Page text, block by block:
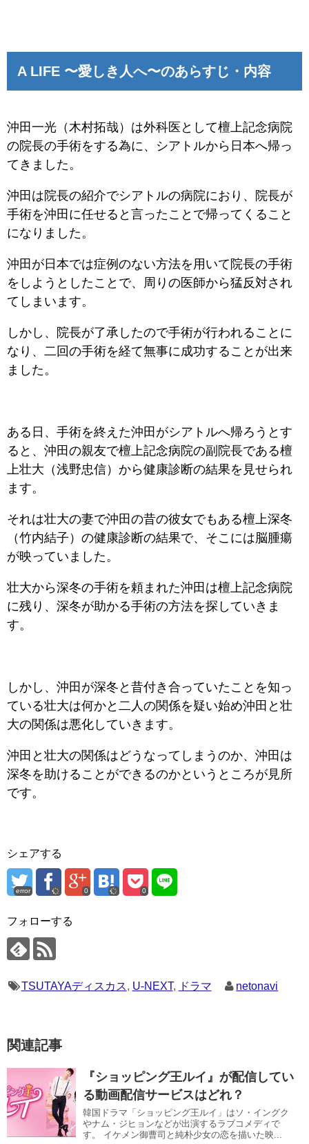
A LIFE 〜愛しき人へ〜のあらすじ・内容
沖田一光（木村拓哉）は外科医として檀上記念病院
の院長の手術をする為に、シアトルから日本へ帰っ
てきました。
沖田は院長の紹介でシアトルの病院におり、院長が
手術を沖田に任せると言ったことで帰ってくること
になりました。
沖田が日本では症例のない方法を用いて院長の手術
をしようとしたことで、周りの医師から猛反対され
てしまいます。
しかし、院長が了承したので手術が行われることに
なり、二回の手術を経て無事に成功することが出来
ました。
ある日、手術を終えた沖田がシアトルへ帰ろうとす
ると、沖田の親友で檀上記念病院の副院長である檀
上壮大（浅野忠信）から健康診断の結果を見せられ
ます。
それは壮大の妻で沖田の昔の彼女でもある檀上深冬
（竹内結子）の健康診断の結果で、そこには脳腫瘍
が映っていました。
壮大から深冬の手術を頼まれた沖田は檀上記念病院
に残り、深冬が助かる手術の方法を探していきま
す。
しかし、沖田が深冬と昔付き合っていたことを知っ
ている壮大は何かと二人の関係を疑い始め沖田と壮
大の関係は悪化していきます。
沖田と壮大の関係はどうなってしまうのか、沖田は
深冬を助けることができるのかというところが見所
です。
シェアする
error 0 0
フォローする
TSUTAYAディスカス, U-NEXT, ドラマ netonavi
関連記事
『ショッピング王ルイ』が配信してい
る動画配信サービスはどれ？
韓国ドラマ「ショッピング王ルイ」はソ・イングク
やナム・ジヒョンなどが出演するラブコメディで
す。 イケメン御曹司と純朴少女の恋を描いた映...